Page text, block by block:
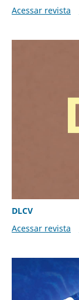
Acessar revista
DLCV
Acessar revista